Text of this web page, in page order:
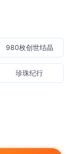
980枚创世结晶
珍珠纪行